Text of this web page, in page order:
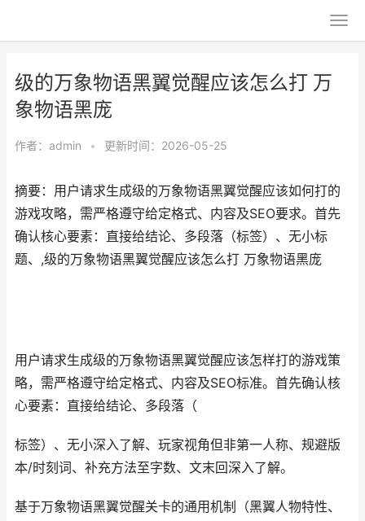
级的万象物语黑翼觉醒应该怎么打 万
象物语黑庞
作者： admin • 更新时间：2026-05-25
摘要：用户请求生成级的万象物语黑翼觉醒应该如何打的
游戏攻略，需严格遵守给定格式、内容及SEO要求。首先
确认核心要素：直接给结论、多段落（标签）、无小标
题、,级的万象物语黑翼觉醒应该怎么打 万象物语黑庞
用户请求生成级的万象物语黑翼觉醒应该怎样打的游戏策
略，需严格遵守给定格式、内容及SEO标准。首先确认核
心要素：直接给结论、多段落（
标签）、无小深入了解、玩家视角但非第一人称、规避版
本/时刻词、补充方法至字数、文末回深入了解。
基于万象物语黑翼觉醒关卡的通用机制（黑翼人物特性、